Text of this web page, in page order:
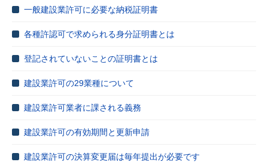
一般建設業許可に必要な納税証明書
各種許認可で求められる身分証明書とは
登記されていないことの証明書とは
建設業許可の29業種について
建設業許可業者に課される義務
建設業許可の有効期間と更新申請
建設業許可の決算変更届は毎年提出が必要です